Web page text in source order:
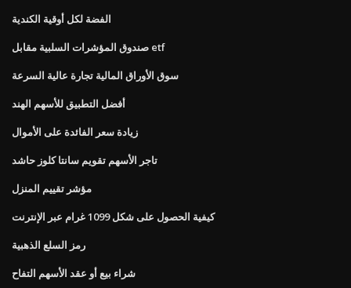
الفضة لكل أوقية الكندية
صندوق المؤشرات السلبية مقابل etf
سوق الأوراق المالية تجارة عالية السرعة
أفضل التطبيق للأسهم الهند
زيادة سعر الفائدة على الأموال
تاجر الأسهم تقويم سانتا كلوز حاشد
مؤشر تقييم المنزل
كيفية الحصول على شكل 1099 غرام عبر الإنترنت
رمز السلع الذهبية
شراء بيع أو عقد الأسهم التفاح